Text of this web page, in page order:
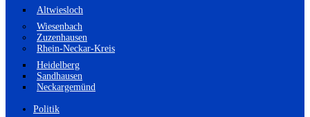
Altwiesloch
Wiesenbach
Zuzenhausen
Rhein-Neckar-Kreis
Heidelberg
Sandhausen
Neckargemünd
Politik